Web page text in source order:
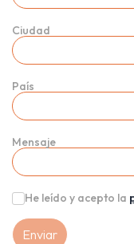
Ciudad
País
Mensaje
He leído y acepto la